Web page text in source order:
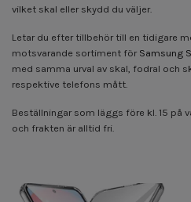
vilket skal eller skydd du väljer.
Letar du efter tillbehör till en tidigare
motsvarande sortiment för Samsung
med samma urval av skal, fodral och
respektive telefons mått.
Beställningar som läggs före kl. 15 på
och frakten är alltid fri.